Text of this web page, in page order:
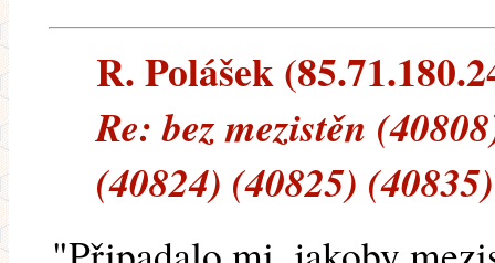
R. Polášek
Re: bez mezistěn
(40824) (40825)